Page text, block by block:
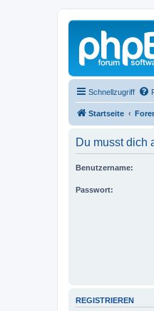
Schnellzugriff
Startseite
Du musst dich
Benutzername:
Passwort:
REGISTRIEREN